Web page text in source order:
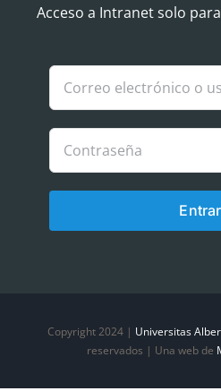
Aviso Legal
Política de Cookies
Política de privacidad
Acceso a Intranet solo
Entrar
Copyright 2024 | Universitas
reservados | Una web de